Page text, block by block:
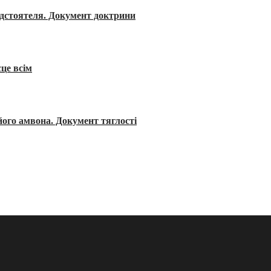
Документ доктрини
всім
амвона. Документ тяглості